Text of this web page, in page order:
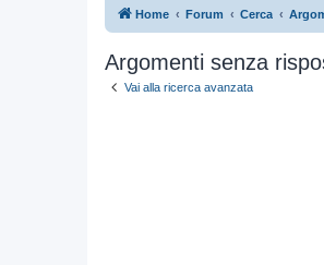
Home Forum Cerca
Argomenti senza
Vai alla ricerca avanzata